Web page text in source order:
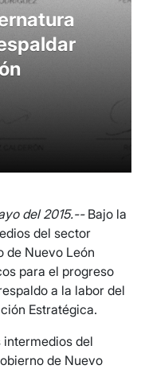
del 2015.--Bajo la
del sector
de Nuevo León
para el progreso
a la labor del
Estratégica.
del
de Nuevo